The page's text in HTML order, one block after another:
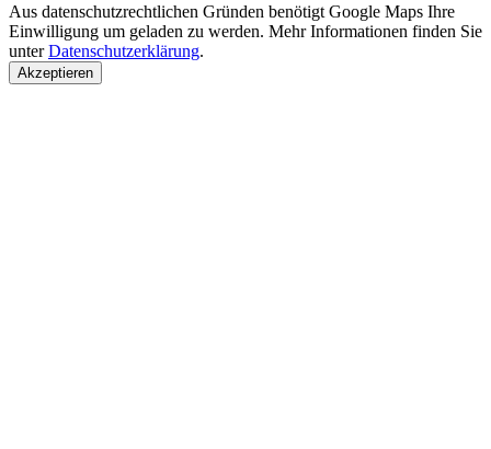
Aus datenschutzrechtlichen Gründen benötigt Google Maps Ihre
Einwilligung um geladen zu werden. Mehr Informationen finden Sie
unterDatenschutzerklärung.
Akzeptieren